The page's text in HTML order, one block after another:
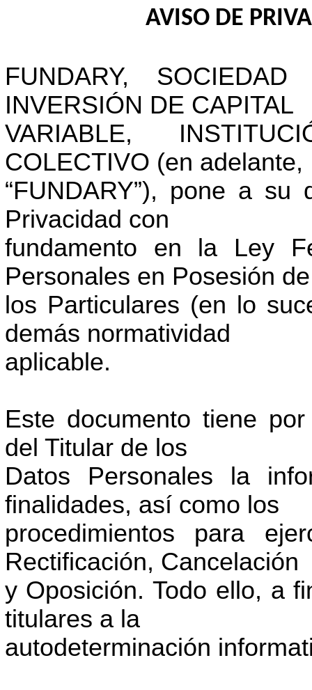
AVISO DE
FUNDARY,
INVERSIÓN DE CAPITAL
VARIABLE,
COLECTIVO (en adelante,
“FUNDARY”), pone a
Privacidad con
fundamento en la Ley
Personales en Posesión de
los Particulares (en lo
demás normatividad
aplicable.
Este documento tiene
del Titular de los
Datos Personales la
finalidades, así como los
procedimientos para
Rectificación, Cancelación
y Oposición. Todo ello, a
titulares a la
autodeterminación